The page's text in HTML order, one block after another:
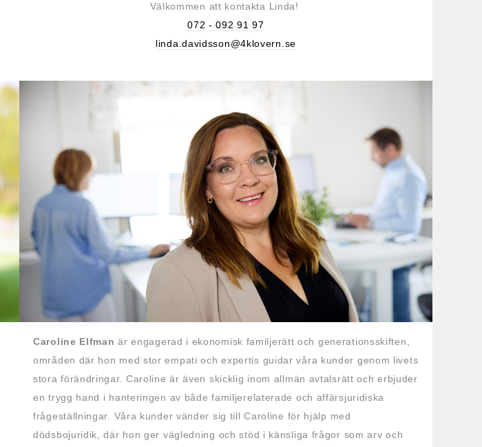
Välkommen att kontakta Linda!
072 - 092 91 97
linda.davidsson@4klovern.se
Caroline Elfman är engagerad i ekonomisk familjerätt och generationsskiften,
områden där hon med stor empati och expertis guidar våra kunder genom livets
stora förändringar. Caroline är även skicklig inom allmän avtalsrätt och erbjuder
en trygg hand i hanteringen av både familjerelaterade och affärsjuridiska
frågeställningar. Våra kunder vänder sig till Caroline för hjälp med
dödsbojuridik, där hon ger vägledning och stöd i känsliga frågor som arv och